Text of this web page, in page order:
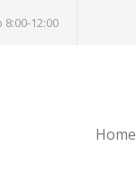
8:00-12:00
Home